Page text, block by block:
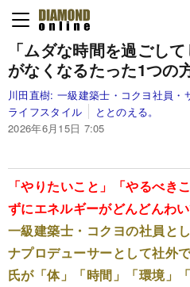
「ムダな時間を過ごし
がなくなるたった1つの
川田直樹: 一級建築士・コクヨ社員・
ライフスタイル
ととのえる。
2026年6月15日 7:05
「やりたいこと」「やるべき
ずにエネルギーがどんどんわい
一級建築士・コクヨの社員と
ナプロデューサーとして社外
氏が「体」「時間」「環境」